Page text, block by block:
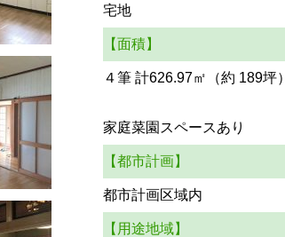
宅地
【面積】
４筆 計626.97㎡（約 189坪）
家庭菜園スペースあり
【都市計画】
都市計画区域内
【用途地域】